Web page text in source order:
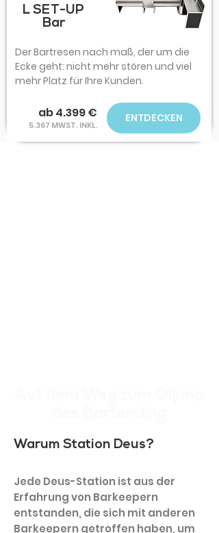
L SET-UP
Bar
Der Bartresen nach maß, der um die
Ecke geht: nicht mehr stören und viel
mehr Platz für Ihre Kunden.
ab 4.399 €
5.367 MWST. INKL.
ENTDECKEN
Warum Station Deus?
Jede Deus-Station ist aus der
Erfahrung von Barkeepern
entstanden, die sich mit anderen
Barkeepern getroffen haben, um